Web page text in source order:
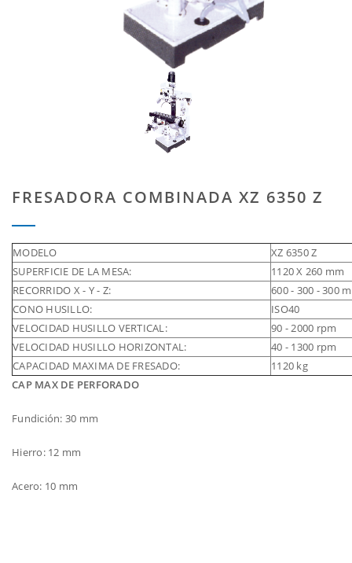
FRESADORA COMBINADA XZ 6350 Z
MODELO
XZ 6350 Z
SUPERFICIE DE LA MESA:
1120 X 260 mm
RECORRIDO X - Y - Z:
600 - 300 - 300
CONO HUSILLO:
ISO40
VELOCIDAD HUSILLO VERTICAL:
90 - 2000 rpm
VELOCIDAD HUSILLO HORIZONTAL:
40 - 1300 rpm
CAPACIDAD MAXIMA DE FRESADO:
1120 kg
CAP MAX DE PERFORADO
Fundición: 30 mm
Hierro: 12 mm
Acero: 10 mm